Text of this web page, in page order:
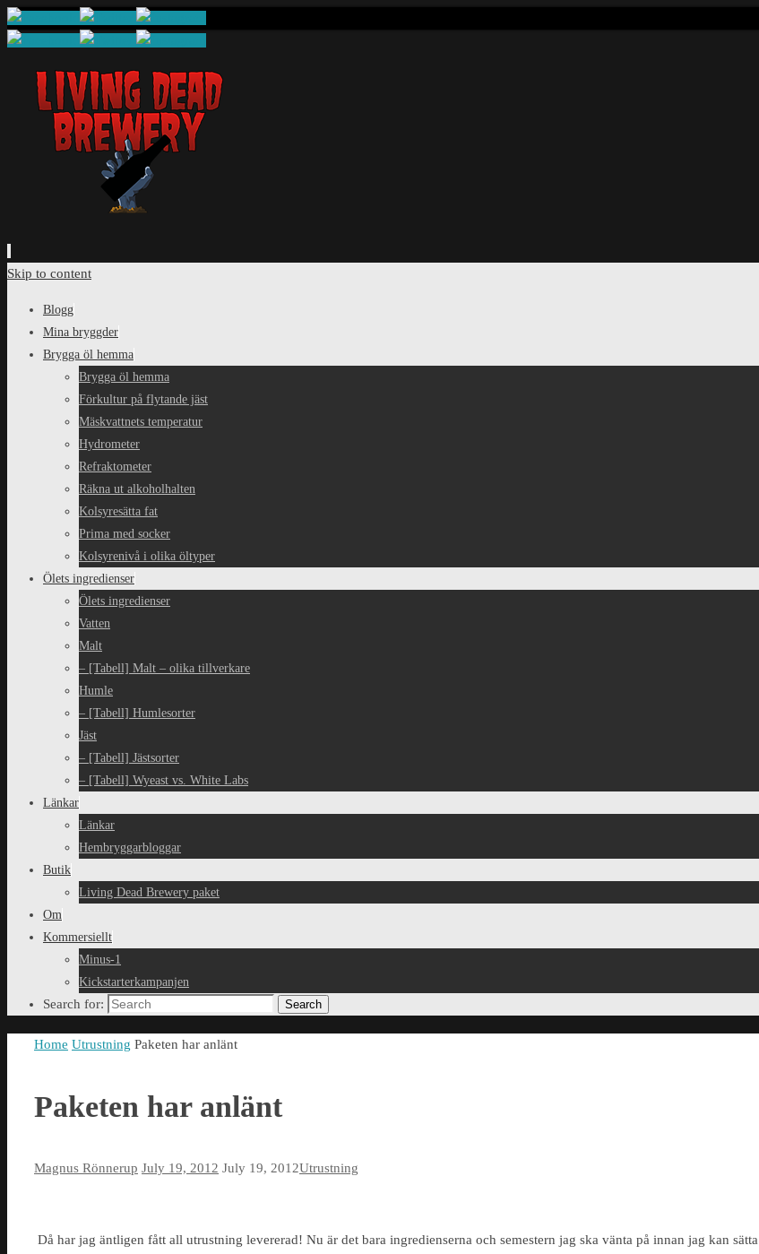
Skip to content
Blogg
Mina bryggder
Brygga öl hemma
Brygga öl hemma
Förkultur på flytande jäst
Mäskvattnets temperatur
Hydrometer
Refraktometer
Räkna ut alkoholhalten
Kolsyresätta fat
Prima med socker
Kolsyrenivå i olika öltyper
Ölets ingredienser
Ölets ingredienser
Vatten
Malt
– [Tabell] Malt – olika tillverkare
Humle
– [Tabell] Humlesorter
Jäst
– [Tabell] Jästsorter
– [Tabell] Wyeast vs. White Labs
Länkar
Länkar
Hembryggarbloggar
Butik
Living Dead Brewery paket
Om
Kommersiellt
Minus-1
Kickstarterkampanjen
Search for: Search
Home Utrustning Paketen har anlänt
Paketen har anlänt
Magnus Rönnerup July 19, 2012 July 19, 2012Utrustning
Då har jag äntligen fått all utrustning levererad! Nu är det bara ingredienserna och semestern jag ska vänta på innan jag kan sätta